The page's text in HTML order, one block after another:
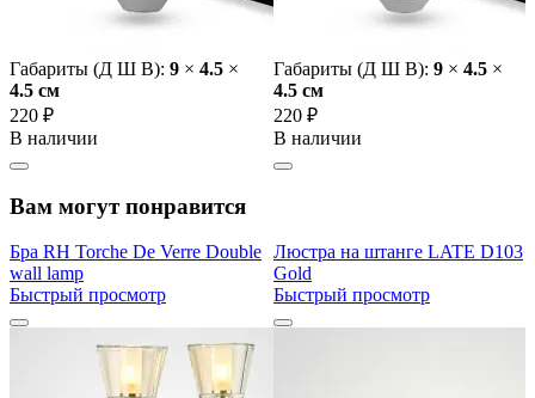
Габариты (Д Ш В): 9 × 4.5 ×
4.5 cм
220 ₽
В наличии
Габариты (Д Ш В): 9 × 4.5 ×
4.5 cм
220 ₽
В наличии
Вам могут понравится
Бра RH Torche De Verre Double
wall lamp
Быстрый просмотр
Люстра на штанге LATE D103
Gold
Быстрый просмотр